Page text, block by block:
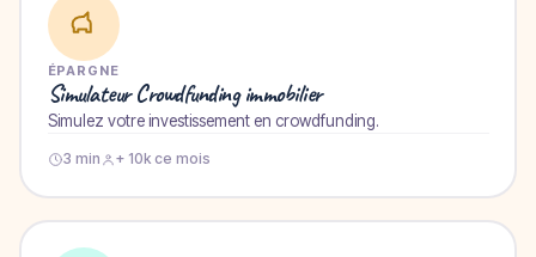
ÉPARGNE
Simulateur Crowdfunding immobilier
Simulez votre investissement en crowdfunding.
3 min + 10k ce mois